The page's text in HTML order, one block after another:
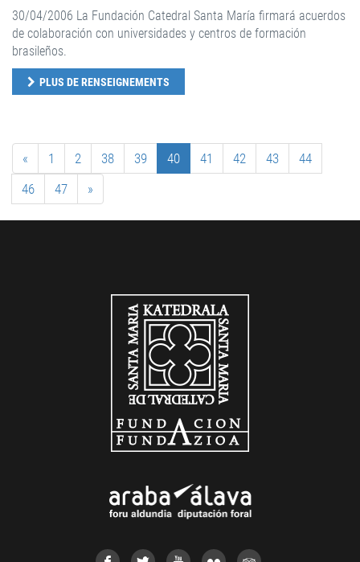
30/04/2006 La Fundación Catedral Santa María firmará acuerdos
de colaboración con universidades y centros de formación
brasileños.
PLUS DE RENSEIGNEMENTS
« 1 2 38 39 40 41 42 43
44
46
47 »